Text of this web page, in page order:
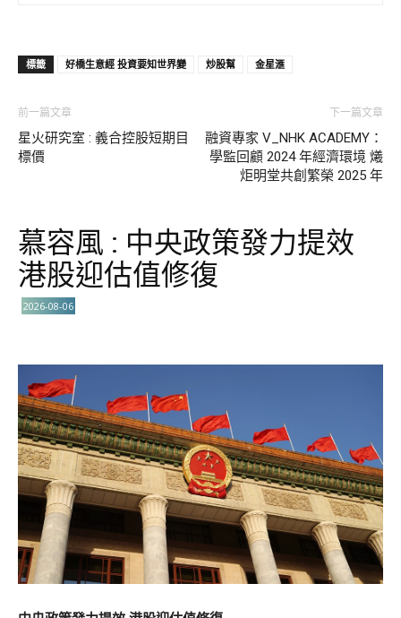
標籤 好橋生意經 投資要知世界變 炒股幫 金星滙
前一篇文章
星火研究室 : 義合控股短期目
標價
下一篇文章
融資專家 V_NHK ACADEMY：
學監回顧 2024 年經濟環境 爔
炬明堂共創繁榮 2025 年
慕容風 : 中央政策發力提效
港股迎估值修復
2026-08-06